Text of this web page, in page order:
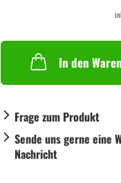
In den
Frage zum Produkt
Sende uns gerne eine
Nachricht